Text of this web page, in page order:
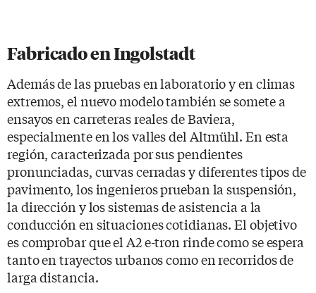
Fabricado en Ingolstadt
Además de las pruebas en laboratorio y en climas
extremos, el nuevo modelo también se somete a
ensayos en carreteras reales de Baviera,
especialmente en los valles del Altmühl. En esta
región, caracterizada por sus pendientes
pronunciadas, curvas cerradas y diferentes tipos de
pavimento, los ingenieros prueban la suspensión,
la dirección y los sistemas de asistencia a la
conducción en situaciones cotidianas. El objetivo
es comprobar que el A2 e-tron rinde como se espera
tanto en trayectos urbanos como en recorridos de
larga distancia.